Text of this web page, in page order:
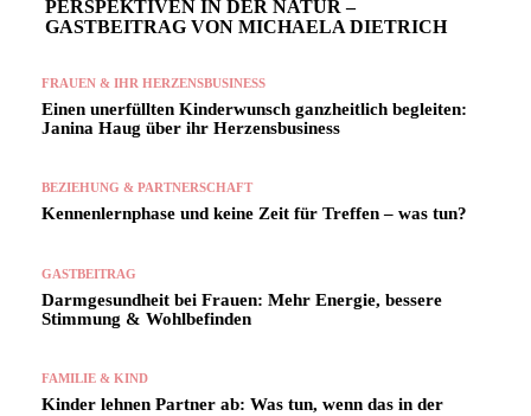
PERSPEKTIVEN IN DER NATUR –
GASTBEITRAG VON MICHAELA DIETRICH
FRAUEN & IHR HERZENSBUSINESS
Einen unerfüllten Kinderwunsch ganzheitlich begleiten:
Janina Haug über ihr Herzensbusiness
BEZIEHUNG & PARTNERSCHAFT
Kennenlernphase und keine Zeit für Treffen – was tun?
GASTBEITRAG
Darmgesundheit bei Frauen: Mehr Energie, bessere
Stimmung & Wohlbefinden
FAMILIE & KIND
Kinder lehnen Partner ab: Was tun, wenn das in der